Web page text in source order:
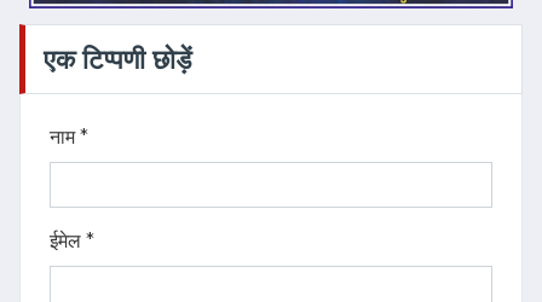
एक टिप्पणी छोड़ें
नाम *
ईमेल *